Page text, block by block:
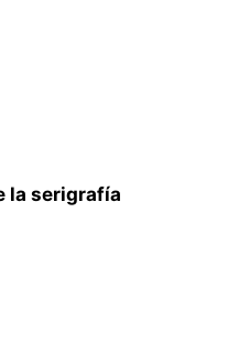
la serigrafía